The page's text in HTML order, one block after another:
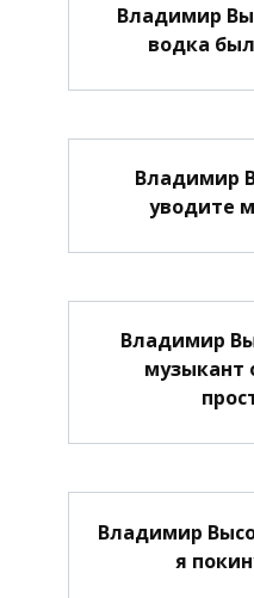
Владимир
водка
Владимир
уводите
Владимир
музыкант
Владимир
я